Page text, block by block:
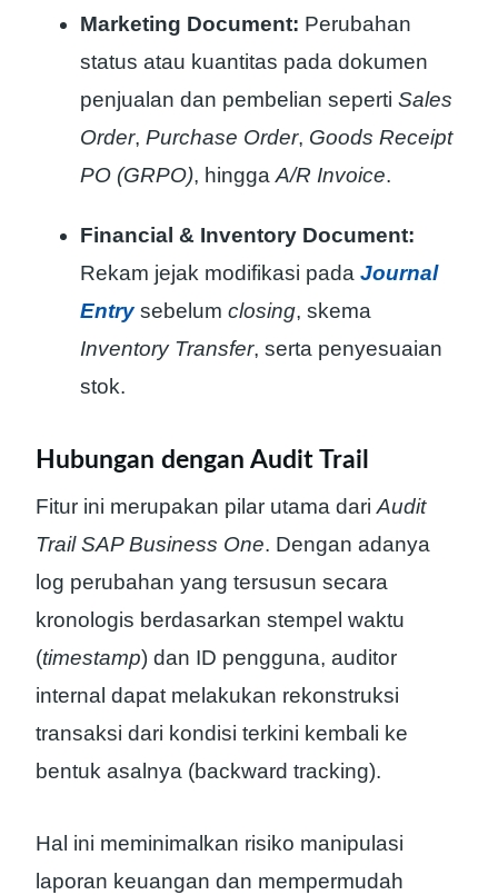
Marketing Document: Perubahan
status atau kuantitas pada dokumen
penjualan dan pembelian seperti Sales
Order, Purchase Order, Goods Receipt
PO (GRPO), hinggaA/R Invoice.
Financial & Inventory Document:
Rekam jejak modifikasi pada Journal
Entrysebelum closing, skema
Inventory Transfer, serta penyesuaian
stok.
Hubungan dengan Audit Trail
Fitur ini merupakan pilar utama dariAudit
Trail SAP Business One. Dengan adanya
log perubahan yang tersusun secara
kronologis berdasarkan stempel waktu
(timestamp) dan ID pengguna, auditor
internal dapat melakukan rekonstruksi
transaksi dari kondisi terkini kembali ke
bentuk asalnya (backward tracking).
Hal ini meminimalkan risiko manipulasi
laporan keuangan dan mempermudah